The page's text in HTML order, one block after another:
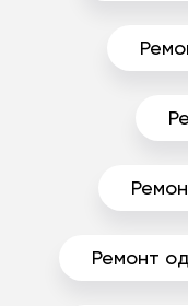
Ремонт